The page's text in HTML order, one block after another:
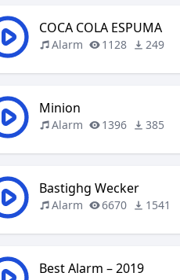
COCA COLA ESPUMA
Alarm 1128 249
Minion
Alarm 1396 385
Bastighg Wecker
Alarm 6670 1541
Best Alarm – 2019